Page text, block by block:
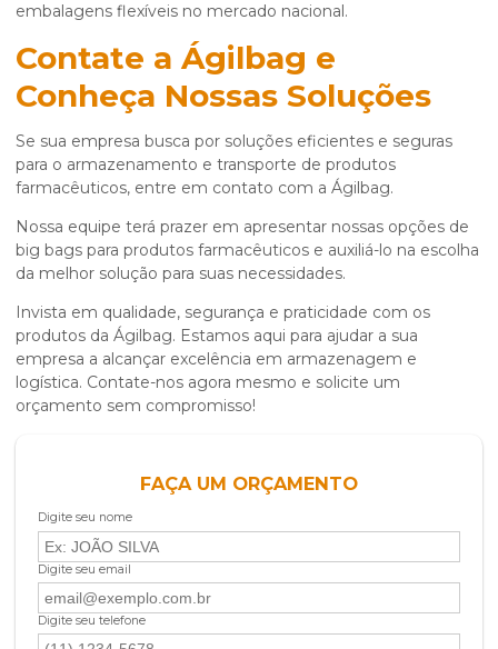
embalagens flexíveis no mercado nacional.
Contate a Ágilbag e
Conheça Nossas Soluções
Se sua empresa busca por soluções eficientes e seguras
para o armazenamento e transporte de produtos
farmacêuticos, entre em contato com a Ágilbag.
Nossa equipe terá prazer em apresentar nossas opções de
big bags para produtos farmacêuticos e auxiliá-lo na escolha
da melhor solução para suas necessidades.
Invista em qualidade, segurança e praticidade com os
produtos da Ágilbag. Estamos aqui para ajudar a sua
empresa a alcançar excelência em armazenagem e
logística. Contate-nos agora mesmo e solicite um
orçamento sem compromisso!
FAÇA UM ORÇAMENTO
Digite seu nome
Digite seu email
Digite seu telefone